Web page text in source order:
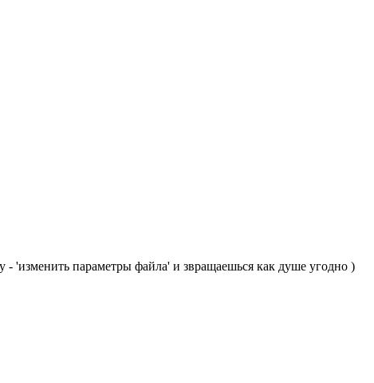
'изменить параметры файла' и звращаешься как душе угодно )